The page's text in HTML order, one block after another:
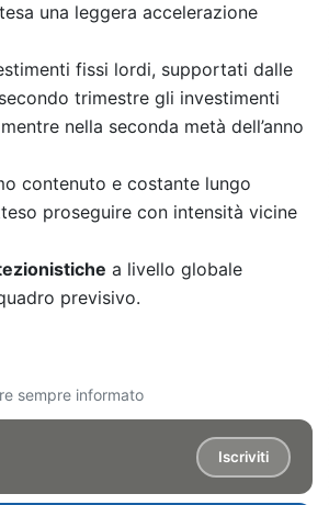
una leggera accelerazione
fissi lordi, supportati dalle
trimestre gli investimenti
nella seconda metà dell’anno
contenuto e costante lungo
proseguire con intensità vicine
a livello globale
previsivo.
sempre informato
Iscriviti